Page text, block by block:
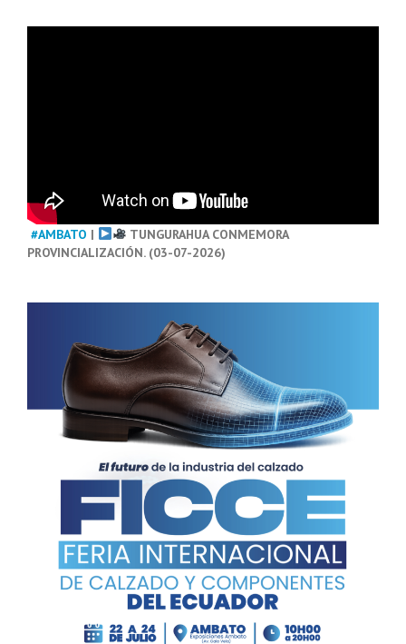
#AMBATO |
TUNGURAHUA CONMEMORA
PROVINCIALIZACIÓN. (03-07-2026)